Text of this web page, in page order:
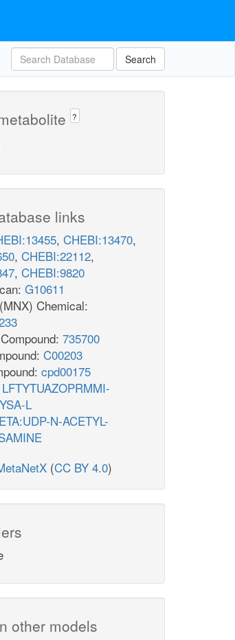
Search
?
links
, CHEBI:13470,
, CHEBI:22112,
, CHEBI:9820
G10611
Chemical:
735700
C00203
cpd00175
LFTYTUAZOPRMMI-
L
N-ACETYL-
(CC BY 4.0)
other models